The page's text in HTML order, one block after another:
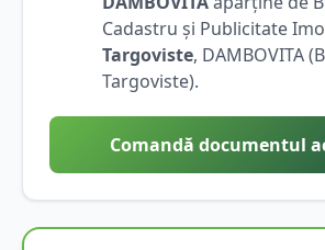
Cadastru și Publicitate
Targoviste, DAMBOVITA
Targoviste).
Comandă documentul